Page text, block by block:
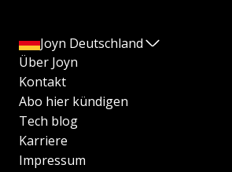
Joyn Deutschland
Über Joyn
Kontakt
Abo hier kündigen
Tech blog
Karriere
Impressum